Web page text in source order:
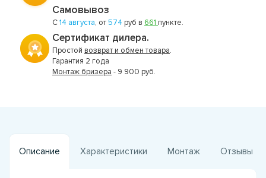
Самовывоз
С14 августа, от574 руб в 661 пункте.
Сертификат дилера.
Простой возврат и обмен товара.
Гарантия 2 года
Монтаж бризера - 9 900 руб.
Описание Характеристики Монтаж Отзывы